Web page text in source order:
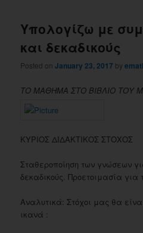
Υπολογίζω με
και δεκαδικούς
Posted onJanuary 23, 2017 by
ΤΟ ΜΑΘΗΜΑ ΣΤΟ ΒΙΒΛΙΟ ΤΟΥ
ΚΥΡΙΟΣ ΔΙΔΑΚΤΙΚΟΣ ΣΤΟΧΟΣ
Σταθεροποίηση των γνώσεων
δεκαδικούς. Προετοιμασία
Αναλυτικά: Στόχοι μας θα
ικανά :